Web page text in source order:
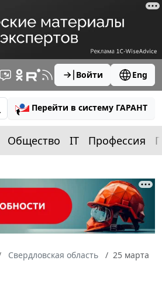
Войти Eng
Перейти в систему ГАРАНТ
Общество IT Профессия
Свердловская область
25 марта